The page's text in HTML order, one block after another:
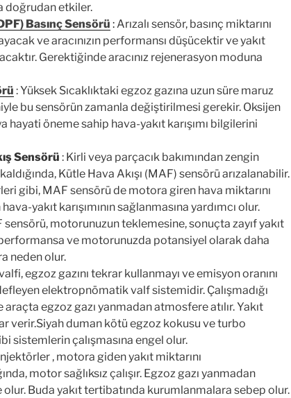
doğrudan etkiler.
Basınç Sensörü :Arızalı sensör, basınç miktarını
ve aracınızın performansı düşücektir ve yakıt
Gerektiğinde aracınız rejenerasyon moduna
: Yüksek Sıcaklıktaki egzoz gazına uzun süre maruz
bu sensörün zamanla değiştirilmesi gerekir. Oksijen
hayati öneme sahip hava-yakıt karışımı bilgilerini
Sensörü : Kirli veya parçacık bakımından zengin
Kütle Hava Akışı (MAF) sensörü arızalanabilir.
gibi, MAF sensörü de motora giren hava miktarını
yakıt karışımının sağlanmasına yardımcı olur.
sensörü, motorunuzun teklemesine, sonuçta zayıf yakıt
ve motorunuzda potansiyel olarak daha
neden olur.
egzoz gazını tekrar kullanmayı ve emisyon oranını
elektropnömatik valf sistemidir. Çalışmadığı
egzoz gazı yanmadan atmosfere atılır. Yakıt
verir.Siyah duman kötü egzoz kokusu ve turbo
sistemlerin çalışmasına engel olur.
, motora giden yakıt miktarını
motor sağlıksız çalışır. Egzoz gazı yanmadan
Buda yakıt tertibatında kurumlanmalara sebep olur.